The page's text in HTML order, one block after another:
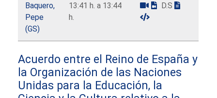
Baquero,
Pepe
(GS)
13:41 h. a 13:44
h.
D.S
Acuerdo entre el Reino de España y
la Organización de las Naciones
Unidas para la Educación, la